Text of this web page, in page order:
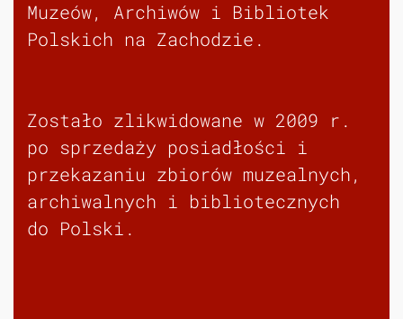
Muzeów, Archiwów i Bibliotek
Polskich na Zachodzie.
Zostało zlikwidowane w 2009 r.
po sprzedaży posiadłości i
przekazaniu zbiorów muzealnych,
archiwalnych i bibliotecznych
do Polski.